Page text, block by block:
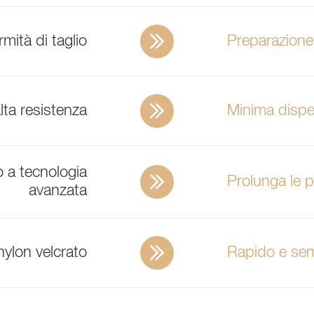
di taglio
resistenza Minima
a tecnologia
avanzata
Prolunga le
velcrato Rapido e